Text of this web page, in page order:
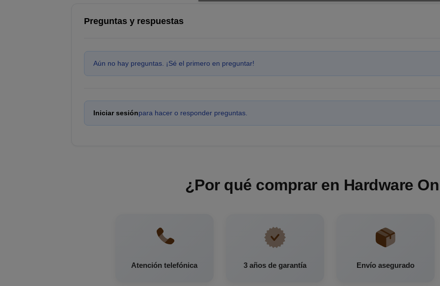
Preguntas y respuestas
Aún no hay preguntas. ¡Sé el primero en preguntar!
Iniciar sesiónpara hacer o responder preguntas.
¿Por qué comprar en Hardware
Atención telefónica 3 años de garantía Envío asegurado